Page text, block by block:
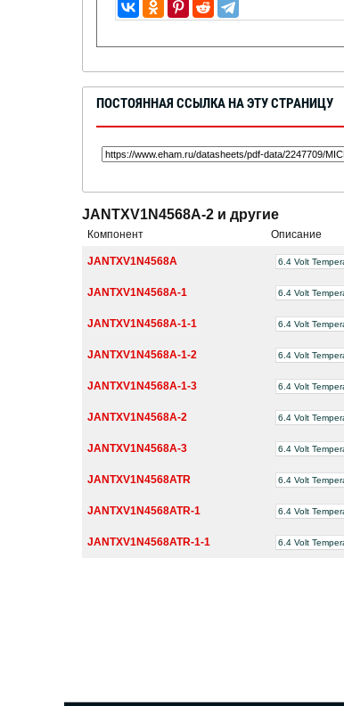
ПОСТОЯННАЯ ССЫЛКА НА ЭТУ СТРАНИЦУ
JANTXV1N4568A-2 и другие
Компонент Описание
JANTXV1N4568A 6.4 Volt
JANTXV1N4568A-1 6.4 Volt
JANTXV1N4568A-1-1 6.4 Volt
JANTXV1N4568A-1-2 6.4 Volt
JANTXV1N4568A-1-3 6.4 Volt
JANTXV1N4568A-2 6.4 Volt
JANTXV1N4568A-3 6.4 Volt
JANTXV1N4568ATR 6.4 Volt
JANTXV1N4568ATR-1 6.4 Volt
JANTXV1N4568ATR-1-1 6.4 Volt